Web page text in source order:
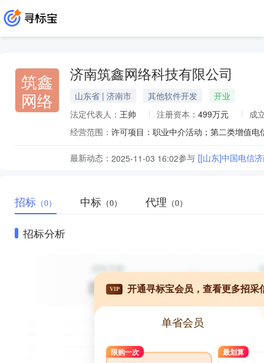
筑鑫
网络
济南筑鑫网络科技有限公司
山东省 | 济南市 其他软件开发
开业
法定代表人： 王帅 注册资本： 499万元
成
经营范围：
最新动态： 2025-11-03 16:02参与 [[山东]中国电信
招标 （0） 中标 （0） 代理 （0）
招标分析
VIP 开通寻标宝会员，查看更多招采
单省会员
限购一次 最划算